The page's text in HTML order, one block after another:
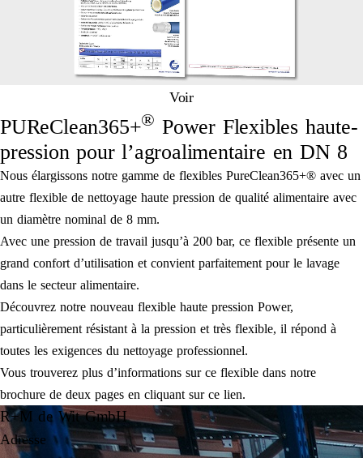
Voir
PUReClean365+® Power Flexibles haute-
pression pour l’agroalimentaire en DN 8
Nous élargissons notre gamme de flexibles PureClean365+® avec un
autre flexible de nettoyage haute pression de qualité alimentaire avec
un diamètre nominal de 8 mm.
Avec une pression de travail jusqu’à 200 bar, ce flexible présente un
grand confort d’utilisation et convient parfaitement pour le lavage
dans le secteur alimentaire.
Découvrez notre nouveau flexible haute pression Power,
particulièrement résistant à la pression et très flexible, il répond à
toutes les exigences du nettoyage professionnel.
Vous trouverez plus d’informations sur ce flexible dans notre
brochure de deux pages en cliquant sur ce lien.
R+M de Wit GmbH
Adresse